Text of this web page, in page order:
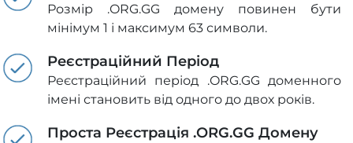
Розмір .ORG.GG домену повинен бути
мінімум 1 і максимум 63 символи.
Реєстраційний Період
Реєстраційний період .ORG.GG доменного
імені становить від одного до двох років.
Проста Реєстрація .ORG.GG Домену